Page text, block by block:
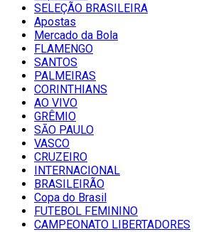
SELEÇÃO BRASILEIRA
Apostas
Mercado da Bola
FLAMENGO
SANTOS
PALMEIRAS
CORINTHIANS
AO VIVO
GRÊMIO
SĀO PAULO
VASCO
CRUZEIRO
INTERNACIONAL
BRASILEIRÃO
Copa do Brasil
FUTEBOL FEMININO
CAMPEONATO LIBERTADORES